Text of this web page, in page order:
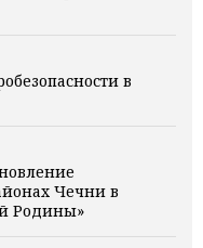
в
Чечни в
Родины»